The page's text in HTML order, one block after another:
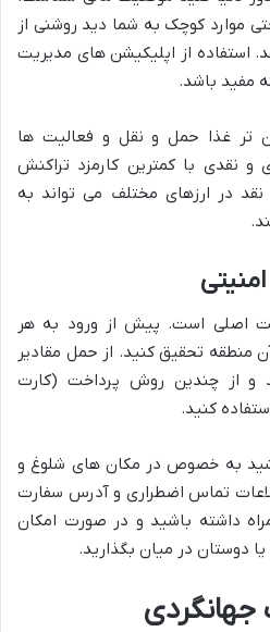
موارد کوچک به شما دید روشنی از
استفاده از اپلیکیشن های مدیریت
مفید باشد.
تر غذا حمل و نقل و فعالیت ها
و نقدی با کمترین کارمزد تراکنش
در ارزهای مختلف می تواند به
اصلی است. پیش از ورود به هر
منطقه تحقیق کنید. از حمل مقادیر
و از چندین روش پرداخت (کارت
کنید.
به خصوص در مکان های شلوغ و
تماس اضطراری و آدرس سفارت
داشته باشید و در صورت امکان
یا دوستان در میان بگذارید.